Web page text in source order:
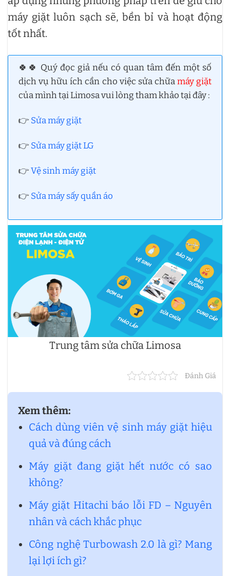
máy giặt luôn sạch sẽ, bền bỉ và hoạt động
tốt nhất.
🍀🍀 Quý đọc giả nếu có quan tâm đến một số
dịch vụ hữu ích cần cho việc sửa chữamáy giặt
của mình tại Limosa vui lòng tham khảo tại đây :
👉 Sửa máy giặt
👉 Sửa máy giặt LG
👉Vệ sinh máy giặt
👉 Sửa máy sấy quần áo
Trung tâm sửa chữa Limosa
Đánh Giá
Xem thêm:
Cách dùng viên vệ sinh máy giặt hiệu
quả và đúng cách
Máy giặt đang giặt hết nước có sao
không?
Máy giặt Hitachi báo lỗi FD – Nguyên
nhân và cách khắc phục
Công nghệ Turbowash 2.0 là gì? Mang
lại lợi ích gì?